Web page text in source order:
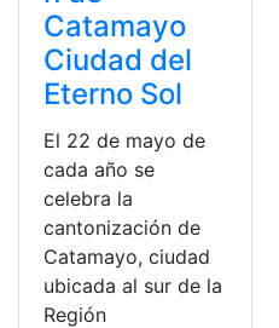
Catamayo
Ciudad del
Eterno Sol
El 22 de mayo de
cada año se
celebra la
cantonización de
Catamayo, ciudad
ubicada al sur de la
Región